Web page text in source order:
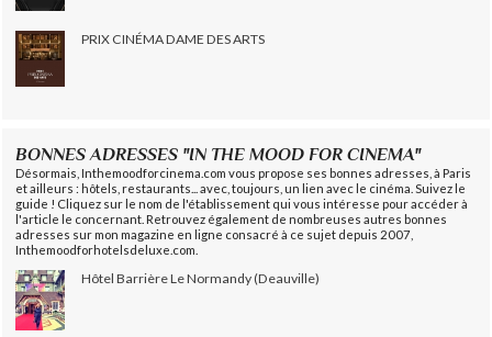
PRIX CINÉMA DAME DES ARTS
BONNES ADRESSES "IN THE MOOD FOR CINEMA"
Désormais, Inthemoodforcinema.com vous propose ses bonnes adresses, à Paris
et ailleurs : hôtels, restaurants... avec, toujours, un lien avec le cinéma. Suivez le
guide ! Cliquez sur le nom de l'établissement qui vous intéresse pour accéder à
l'article le concernant. Retrouvez également de nombreuses autres bonnes
adresses sur mon magazine en ligne consacré à ce sujet depuis 2007,
Inthemoodforhotelsdeluxe.com.
Hôtel Barrière Le Normandy (Deauville)